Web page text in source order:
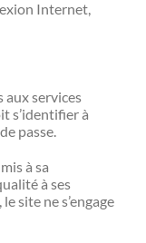
Internet,
aux services
s’identifier à
passe.
à sa
à ses
site ne s’engage